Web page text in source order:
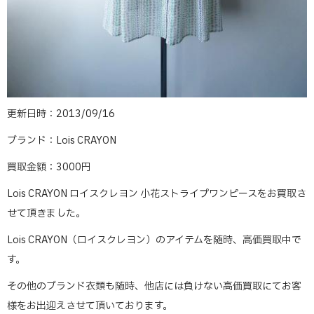
更新日時：2013/09/16
ブランド：Lois CRAYON
買取金額：3000円
Lois CRAYON ロイスクレヨン 小花ストライプワンピースをお買取さ
せて頂きました。
Lois CRAYON（ロイスクレヨン）のアイテムを随時、高価買取中で
す。
その他のブランド衣類も随時、他店には負けない高価買取にてお客
様をお出迎えさせて頂いております。